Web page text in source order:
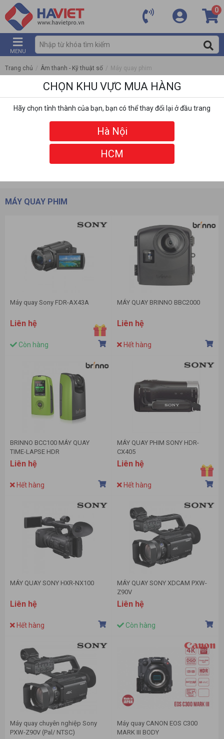
0
MENU
Trang chủ / Âm thanh - Kỹ thuật số / Máy quay phim
MÁY QUAY PHIM
Máy quay Sony FDR-AX43A
Liên hệ
Còn hàng
MÁY QUAY BRINNO BBC2000
Liên hệ
Hết hàng
BRINNO BCC100 MÁY QUAY
TIME-LAPSE HDR
Liên hệ
Hết hàng
MÁY QUAY PHIM SONY HDR-
CX405
Liên hệ
Hết hàng
MÁY QUAY SONY HXR-NX100
Liên hệ
Hết hàng
MÁY QUAY SONY XDCAM PXW-
Z90V
Liên hệ
Còn hàng
Máy quay chuyên nghiệp Sony
PXW-Z90V (Pal/ NTSC)
Máy quay CANON EOS C300
MARK III BODY
CHỌN KHU VỰC MUA HÀNG
Hãy chọn tỉnh thành của bạn, bạn có thể thay đổi lại ở đầu trang
Hà Nội
HCM